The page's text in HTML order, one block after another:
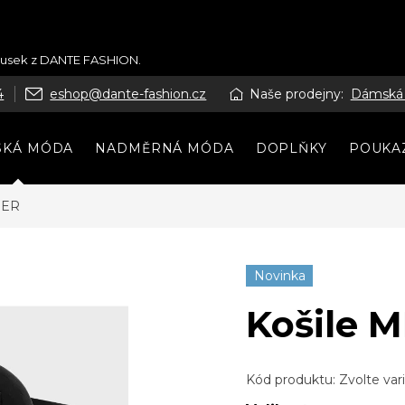
z DANTE FASHION.
eshop@dante-fashion.cz Naše prodejny:
MÓDA NADMĚRNÁ MÓDA DOPLŇKY
Novinka
Košile
Kód produktu: Zvolte